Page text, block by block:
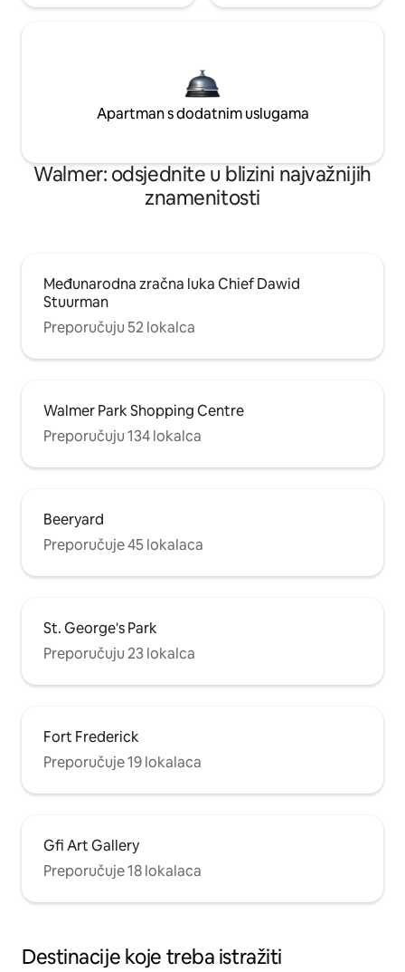
Apartman s dodatnim uslugama
Walmer: odsjednite u blizini najvažnijih
znamenitosti
Međunarodna zračna luka Chief Dawid
Stuurman
Preporučuju 52 lokalca
Walmer Park Shopping Centre
Preporučuju 134 lokalca
Beeryard
Preporučuje 45 lokalaca
St. George's Park
Preporučuju 23 lokalca
Fort Frederick
Preporučuje 19 lokalaca
Gfi Art Gallery
Preporučuje 18 lokalaca
Destinacije koje treba istražiti